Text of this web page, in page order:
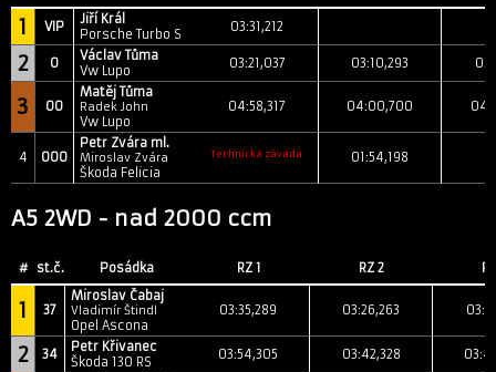
1 VIP
Jiří Král
Porsche Turbo S
03:31,212
2 0
Václav Tůma
Vw Lupo
03:21,037 03:10,293
3 00
Matěj Tůma
Radek John
Vw Lupo
04:58,317 04:00,700
4 000
Petr Zvára ml.
Miroslav Zvára
Škoda Felicia
Technická závada 01:54,198
A5 2WD - nad 2000 ccm
# st.č. Posádka RZ 1 RZ 2
1 37
Miroslav Čabaj
Vladimír Štindl
Opel Ascona
03:35,289 03:26,263
2 34
Petr Křivanec
Škoda 130 RS
03:54,305 03:42,328